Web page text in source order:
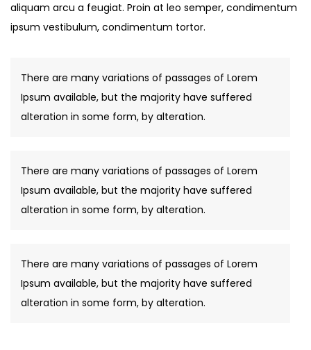
aliquam arcu a feugiat. Proin at leo semper, condimentum
ipsum vestibulum, condimentum tortor.
There are many variations of passages of Lorem
Ipsum available, but the majority have suffered
alteration in some form, by alteration.
There are many variations of passages of Lorem
Ipsum available, but the majority have suffered
alteration in some form, by alteration.
There are many variations of passages of Lorem
Ipsum available, but the majority have suffered
alteration in some form, by alteration.